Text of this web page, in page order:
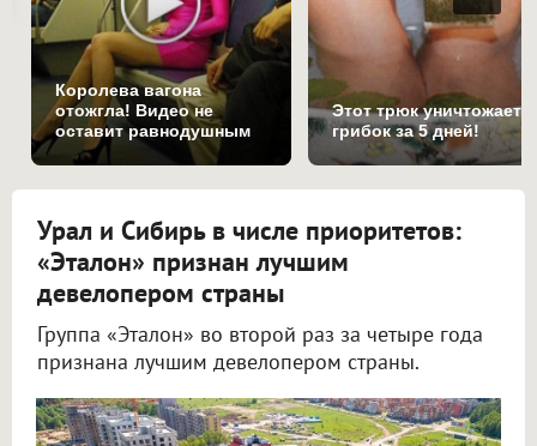
Королева вагона
отожгла! Видео не
оставит равнодушным
Этот трюк уничтожает
грибок за 5 дней!
Урал и Сибирь в числе приоритетов:
«Эталон» признан лучшим
девелопером страны
Группа «Эталон» во второй раз за четыре года
признана лучшим девелопером страны.